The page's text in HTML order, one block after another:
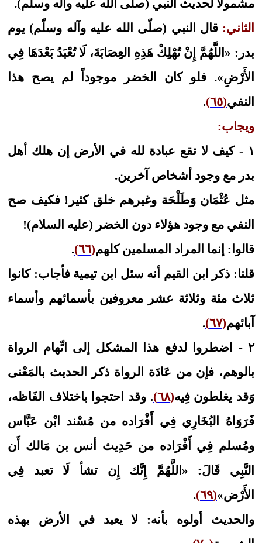
مشمولاً لحديث النبي (صلّى الله عليه وآله وسلّم).
الثاني: قال النبي (صلّى الله عليه وآله وسلّم) يوم
بدر: «اللَّهُمَّ إِنْ تُهْلِكْ هَذِهِ العِصَابَةَ، لَا تُعْبَدُ بَعْدَهَا فِي
الأَرْضِ». فلو كان الخضر موجوداً لم يصح هذا
النفي(٦٥)
.
ويجاب:
١ - كيف لا تقع عبادة لله في الأرض إن هلك أهل
بدر مع وجود أشخاص آخرين.
مثل عُثْمَان وَطَلْحَة وغيرهم خلق كثير! فكيف صح
النفي مع وجود هؤلاء دون الخضر (عليه السلام)!
قالوا: إنما المراد المسلمين كلهم(٦٦)
.
قلنا: ذكر ابن القيم أنه سئل ابن تيمية فأجاب: كانوا
ثلاث مئة وثلاثة عشر معروفين بأسمائهم وأسماء
آبائهم(٦٧)
.
٢ - اضطروا لدفع هذا المشكل إلى اتِّهام الرواة
بالوهم، فإن من عَادَة الرواة ذكر الحديث بالمَعْنى
وَقد يغلطون فِيه(٦٨)
. وقد احتجوا باختلاف الفَاظه،
فَرَوَاهُ البُخَارِي فِي أَفْرَاده من مُسْند ابْن عَبَّاس
ومُسلم فِي أَفْرَاده من حَدِيث أنس بن مَالك أَن
النَّبِي قَالَ: «اللَّهُمَّ إِنَّك إِن تشأ لَا تعبد فِي
الأَرْض»(٦٩)
.
والحديث أولوه بأنه: لا يعبد في الأرض بهذه